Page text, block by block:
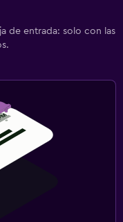
de entrada: solo con las